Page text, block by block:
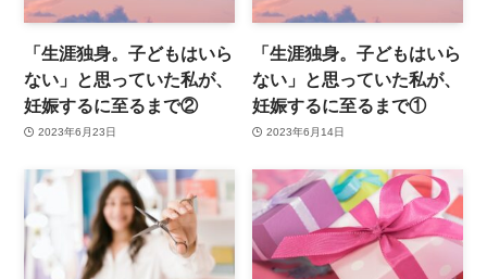
「生涯独身。子どもはいら
ない」と思っていた私が、
妊娠するに至るまで②
2023年6月23日
「生涯独身。子どもはいら
ない」と思っていた私が、
妊娠するに至るまで①
2023年6月14日